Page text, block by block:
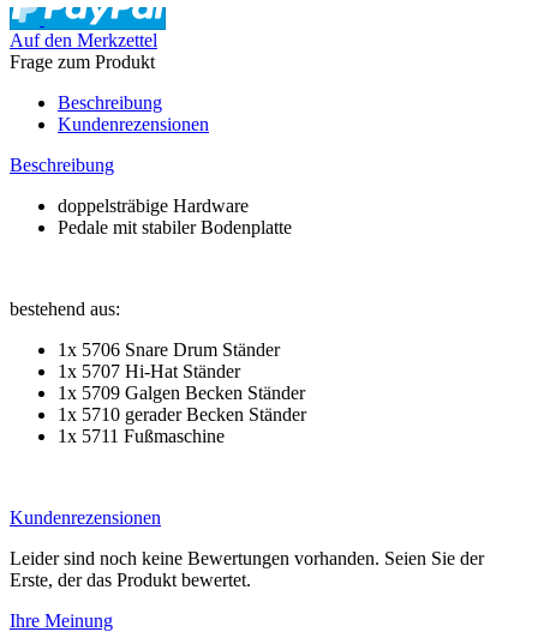
Auf den Merkzettel
Frage zum Produkt
Beschreibung
Kundenrezensionen
Beschreibung
doppelsträbige Hardware
Pedale mit stabiler Bodenplatte
bestehend aus:
1x 5706 Snare Drum Ständer
1x 5707 Hi-Hat Ständer
1x 5709 Galgen Becken Ständer
1x 5710 gerader Becken Ständer
1x 5711 Fußmaschine
Kundenrezensionen
Leider sind noch keine Bewertungen vorhanden. Seien Sie der
Erste, der das Produkt bewertet.
Ihre Meinung